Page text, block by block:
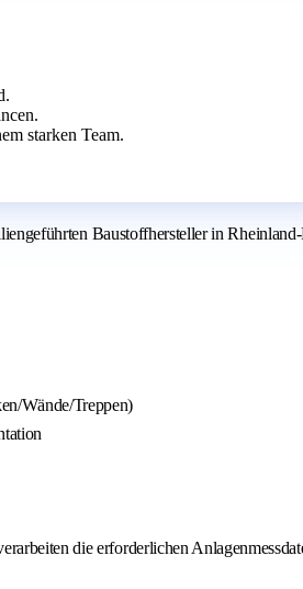
starken Team.
Baustoffhersteller in
Wände/Treppen)
die erforderlichen